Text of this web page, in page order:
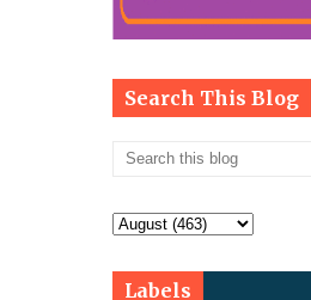
Search This Blog
Labels